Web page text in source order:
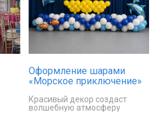
Оформление шарами
«Морское приключение»
Красивый декор создаст
волшебную атмосферу